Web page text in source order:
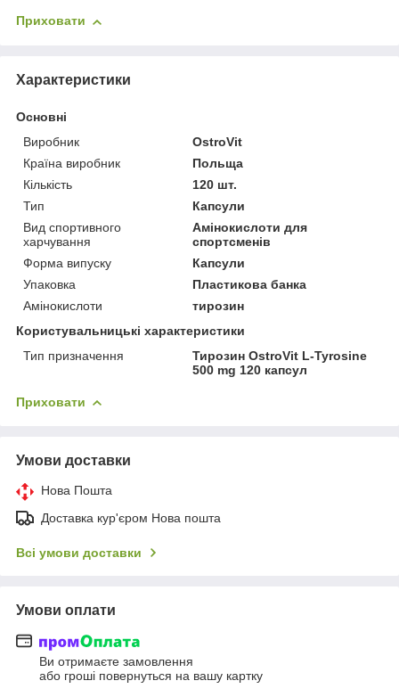
Приховати
Характеристики
Основні
Виробник
OstroVit
Країна виробник
Польща
Кількість
120 шт.
Тип
Капсули
Вид спортивного
харчування
Амінокислоти для
спортсменів
Форма випуску
Капсули
Упаковка
Пластикова банка
Амінокислоти
тирозин
Користувальницькі характеристики
Тип призначення
Тирозин OstroVit L-Tyrosine
500 mg 120 капсул
Приховати
Умови доставки
Нова Пошта
Доставка кур'єром Нова пошта
Всі умови доставки
Умови оплати
Ви отримаєте замовлення
або гроші повернуться на вашу картку